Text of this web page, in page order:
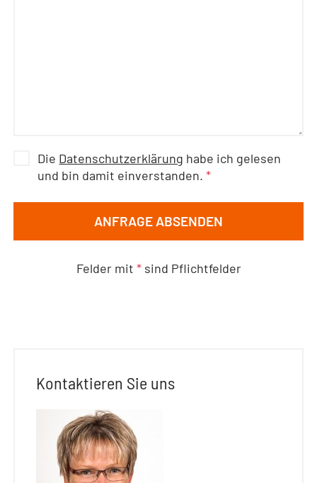
Die Datenschutzerklärung habe ich gelesen
und bin damit einverstanden.*
ANFRAGE ABSENDEN
Felder mit *sind Pflichtfelder
Kontaktieren Sie uns